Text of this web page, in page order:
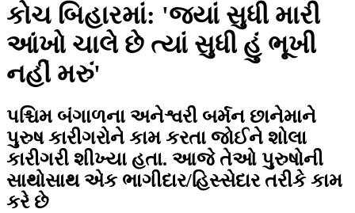
કોચ બિહારમાં: 'જ્યાં સુધી મારી
આંખો ચાલે છે ત્યાં સુધી હું ભૂખી
નહીં મરું'
પશ્ચિમ બંગાળના અનેશ્વરી બર્મન છાનેમાને
પુરુષ કારીગરોને કામ કરતા જોઈને શોલા
કારીગરી શીખ્યા હતા. આજે તેઓ પુરુષોની
સાથોસાથ એક ભાગીદાર/હિસ્સેદાર તરીકે કામ
કરે છે